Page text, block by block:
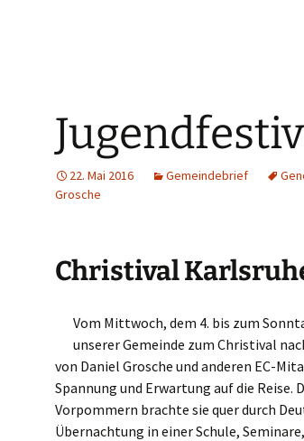
22. Mai 2016 Gemeindebrief
Grosche
Christival
Vom Mittwoch, dem 4. bis zum
unserer Gemeinde zum Christival
von Daniel Grosche und anderen EC-
Spannung und Erwartung auf die Reise.
Vorpommern brachte sie quer durch
Übernachtung in einer Schule,